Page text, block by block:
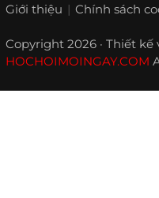
Giới thiệu Chính sách
Copyright 2026 · Thiết
HOCHOIMOINGAY.COM